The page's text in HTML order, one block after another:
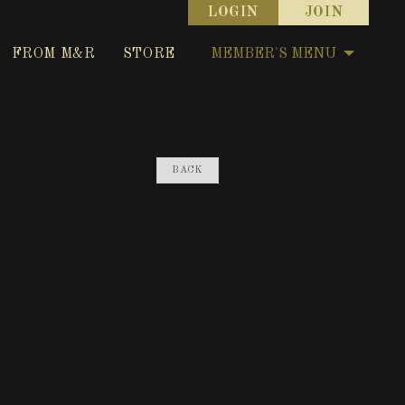
LOGIN JOIN
FROM M&R STORE MEMBER'S MENU
BACK